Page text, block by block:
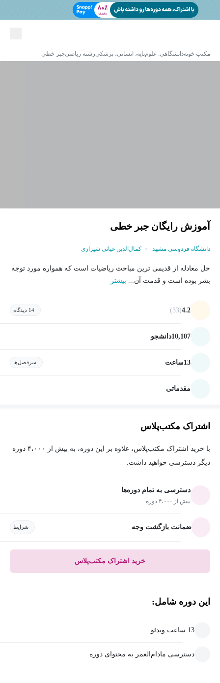
مکتب خونهدانشگاهی: علوم‌پایه، انسانی، پزشکیرشته ریاضیجبر خطی
آموزش رایگان جبر خطی
دانشگاه فردوسی مشهد کمال‌الدین غیاثی شیرازی
حل معادله از قدیمی ترین مباحث ریاضیات است که همواره مورد توجه
بشر بوده است و قدمت آن... بیشتر
4.2
(33) 14 دیدگاه
10,107دانشجو
13ساعت سرفصل‌ها
مقدماتی
اشتراک مکتب‌پلاس
با خرید اشتراک مکتب‌پلاس، علاوه بر این دوره، به بیش از ۴،۰۰۰ دوره
دیگر دسترسی خواهید داشت.
دسترسی به تمام دوره‌ها
بیش از ۴،۰۰۰ دوره
ضمانت بازگشت وجه شرایط
خرید اشتراک مکتب‌پلاس
این دوره شامل:
13 ساعت ویدئو
دسترسی مادام‌العمر به محتوای دوره